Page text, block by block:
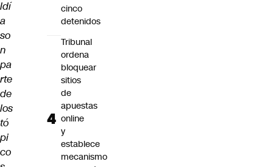
ldí
a
so
n
pa
rte
de
los
tó
pi
co
cinco
detenidos
Tribunal
ordena
bloquear
sitios
de
apuestas
online
y
establece
mecanismo